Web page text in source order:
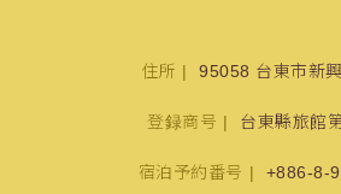
住所 95058 台東市新
登録商号 台東縣旅館
宿泊予約番号 +886-8-